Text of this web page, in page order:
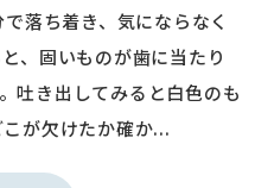
落ち着き、気にならなく
、固いものが歯に当たり
吐き出してみると白色のも
が欠けたか確か...